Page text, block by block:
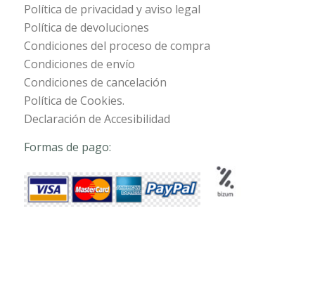
Política de privacidad y aviso legal
Política de devoluciones
Condiciones del proceso de compra
Condiciones de envío
Condiciones de cancelación
Política de Cookies.
Declaración de Accesibilidad
Formas de pago: